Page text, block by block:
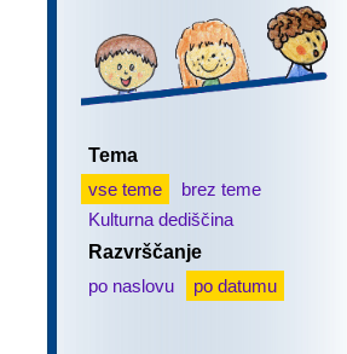
Tema
vse teme
brez teme
Kulturna dediščina
Razvrščanje
po naslovu
po datumu